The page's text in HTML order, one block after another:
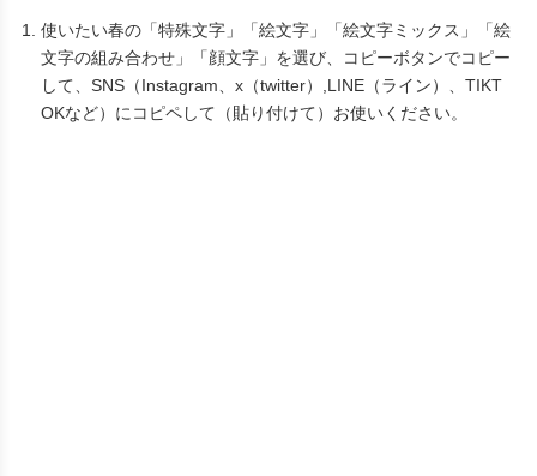
使いたい春の「特殊文字」「絵文字」「絵文字ミックス」「絵
文字の組み合わせ」「顔文字」を選び、コピーボタンでコピー
して、SNS（Instagram、x（twitter）,LINE（ライン）、TIKT
OKなど）にコピペして（貼り付けて）お使いください。